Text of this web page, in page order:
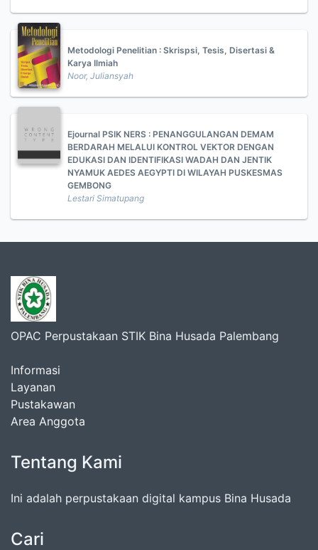
Metodologi Penelitian : Skrispsi, Tesis, Disertasi &
Karya Ilmiah
Noor, Juliansyah
Ejournal PSIK NERS : PENANGGULANGAN DEMAM
BERDARAH MELALUI KONTROL VEKTOR DENGAN
EDUKASI DAN IDENTIFIKASI WADAH DAN JENTIK
NYAMUK AEDES AEGYPTI DI WILAYAH PUSKESMAS
GEMBONG
Lestari Simatupang
OPAC Perpustakaan STIK Bina Husada Palembang
Informasi
Layanan
Pustakawan
Area Anggota
Tentang Kami
Ini adalah perpustakaan digital kampus Bina Husada
Cari